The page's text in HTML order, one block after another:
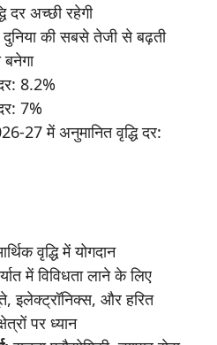
दर अच्छी रहेगी
की सबसे तेजी से बढ़ती
8.2%
7%
27 में अनुमानित वृद्धि दर:
वृद्धि में योगदान
में विविधता लाने के लिए
इलेक्ट्रॉनिक्स, और हरित
पर ध्यान